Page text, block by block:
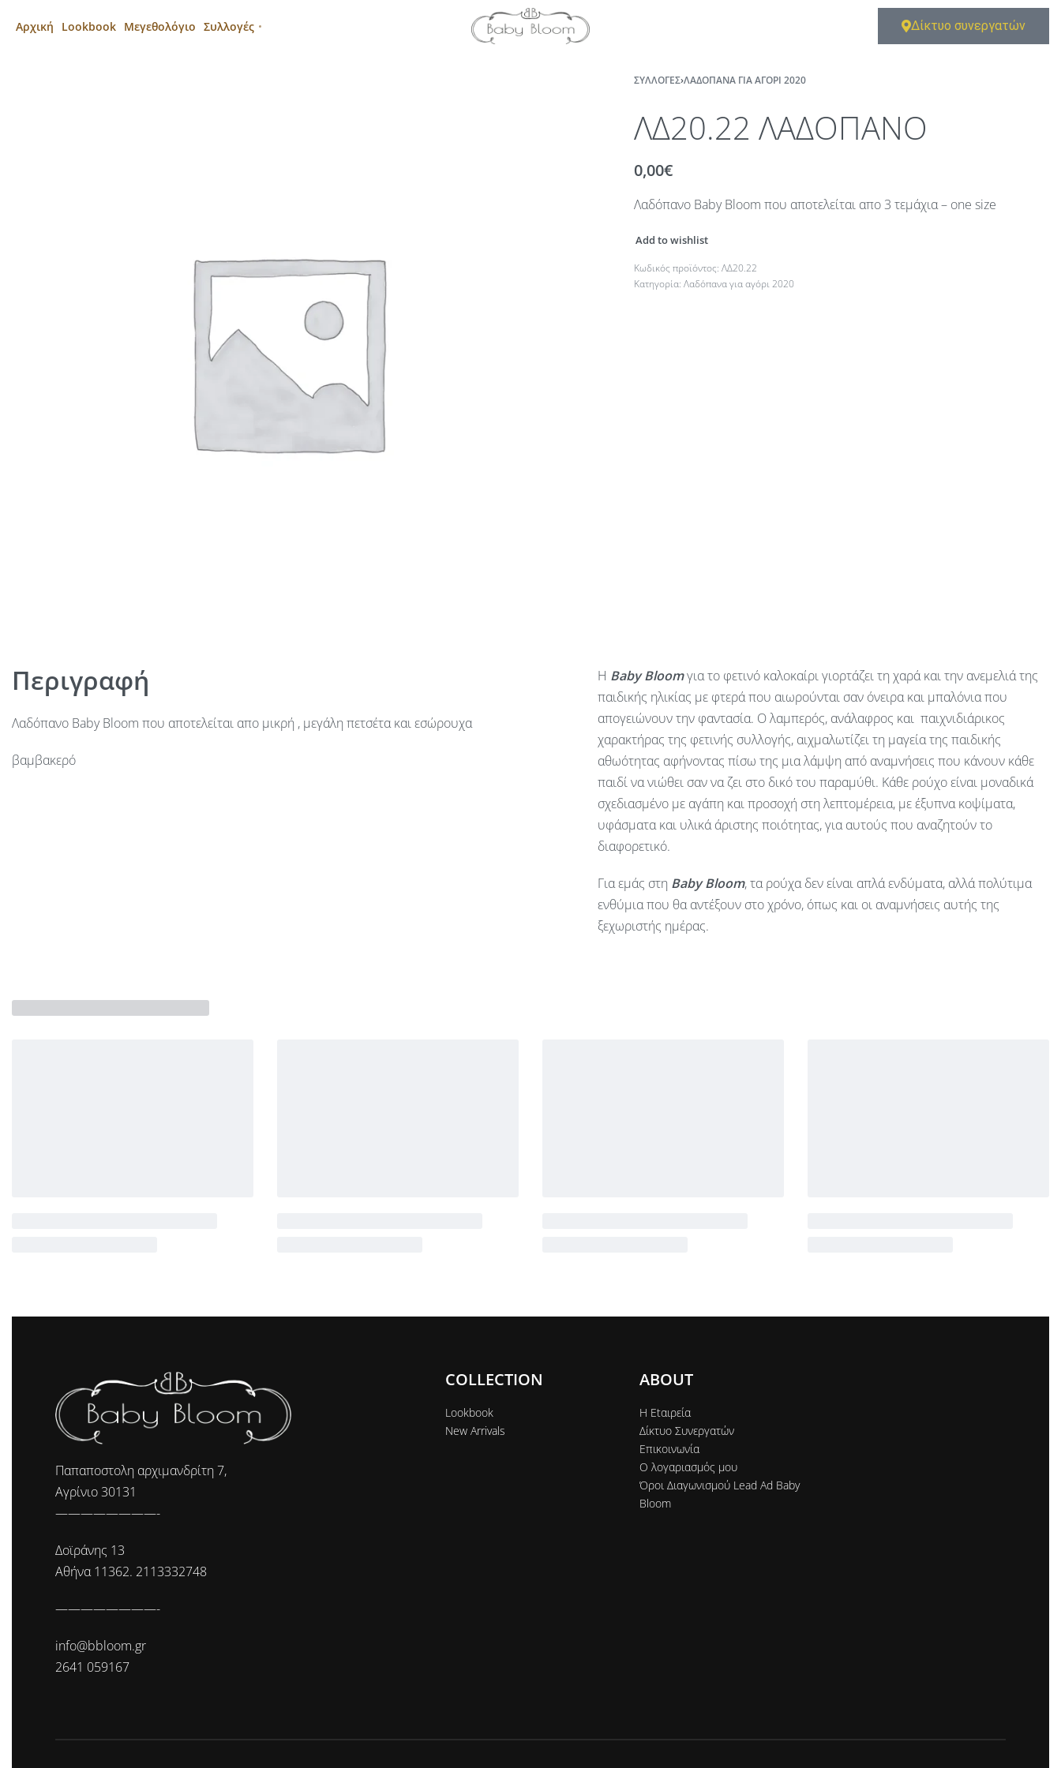
Αρχική Lookbook Μεγεθολόγιο Συλλογές Δίκτυο συνεργατών
ΣΥΛΛΟΓΈΣ›ΛΑΔΌΠΑΝΑ ΓΙΑ ΑΓΌΡΙ 2020
ΛΔ20.22 ΛΑΔΟΠΑΝΟ
0,00€
Λαδόπανο Baby Bloom που αποτελείται απο 3 τεμάχια – one size
Add to wishlist
ΛΔ20.22
Κατηγορία:Λαδόπανα για αγόρι 2020
Περιγραφή
Λαδόπανο Baby Bloom που αποτελείται απο μικρή , μεγάλη πετσέτα και εσώρουχα
βαμβακερό
Η Baby Bloomγια το φετινό καλοκαίρι γιορτάζει τη χαρά και την ανεμελιά της
παιδικής ηλικίας με φτερά που αιωρούνται σαν όνειρα και μπαλόνια που
απογειώνουν την φαντασία. Ο λαμπερός, ανάλαφρος και παιχνιδιάρικος
χαρακτήρας της φετινής συλλογής, αιχμαλωτίζει τη μαγεία της παιδικής
αθωότητας αφήνοντας πίσω της μια λάμψη από αναμνήσεις που κάνουν κάθε
παιδί να νιώθει σαν να ζει στο δικό του παραμύθι. Κάθε ρούχο είναι μοναδικά
σχεδιασμένο με αγάπη και προσοχή στη λεπτομέρεια, με έξυπνα κοψίματα,
υφάσματα και υλικά άριστης ποιότητας, για αυτούς που αναζητούν το
διαφορετικό.
Για εμάς στη Baby Bloom, τα ρούχα δεν είναι απλά ενδύματα, αλλά πολύτιμα
ενθύμια που θα αντέξουν στο χρόνο, όπως και οι αναμνήσεις αυτής της
ξεχωριστής ημέρας.
Παπαποστολη αρχιμανδρίτη 7,
Αγρίνιο 30131
————————-
Δοϊράνης 13
Αθήνα 11362. 2113332748
————————-
info@bbloom.gr
2641 059167
COLLECTION
Lookbook
New Arrivals
ABOUT
Η Εtαιρεία
Δίκτυο Συνεργατών
Επικοινωνία
Ο λογαριασμός μου
Όροι Διαγωνισμού Lead Ad Baby
Bloom